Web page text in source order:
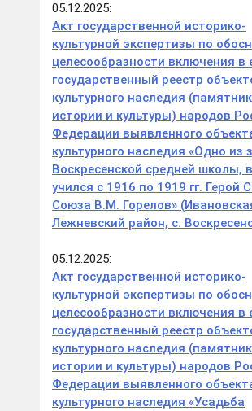
05.12.2025:
Акт государственной историко-
культурной экспертизы по
целесообразности включения в
государственный реестр
культурного наследия
истории и культуры) народов
Федерации выявленного
культурного наследия «Одно из
Воскресенской средней школы,
учился с 1916 по 1919 гг. Герой
Союза В.М. Горелов»
Лежневский район, с.
05.12.2025:
Акт государственной историко-
культурной экспертизы по
целесообразности включения в
государственный реестр
культурного наследия
истории и культуры) народов
Федерации выявленного
культурного наследия «Усадьба